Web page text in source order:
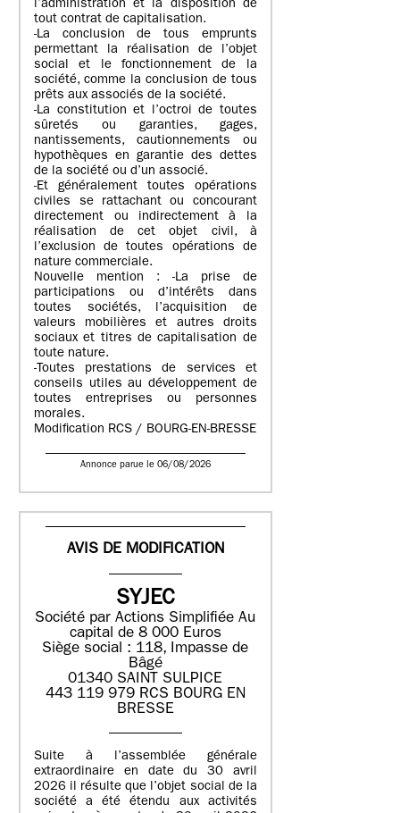
l’administration et la disposition de
tout contrat de capitalisation.
-La conclusion de tous emprunts
permettant la réalisation de l’objet
social et le fonctionnement de la
société, comme la conclusion de tous
prêts aux associés de la société.
-La constitution et l’octroi de toutes
sûretés ou garanties, gages,
nantissements, cautionnements ou
hypothèques en garantie des dettes
de la société ou d’un associé.
-Et généralement toutes opérations
civiles se rattachant ou concourant
directement ou indirectement à la
réalisation de cet objet civil, à
l’exclusion de toutes opérations de
nature commerciale.
Nouvelle mention : -La prise de
participations ou d’intérêts dans
toutes sociétés, l’acquisition de
valeurs mobilières et autres droits
sociaux et titres de capitalisation de
toute nature.
-Toutes prestations de services et
conseils utiles au développement de
toutes entreprises ou personnes
morales.
Modification RCS / BOURG-EN-BRESSE
Annonce parue le 06/08/2026
AVIS DE MODIFICATION
SYJEC
Société par Actions SimplifiéeAu
capital de 8 000 Euros
Siège social : 118, Impasse de
Bâgé
01340 SAINT SULPICE
443 119 979 RCS BOURG EN
BRESSE
Suite à l’assemblée générale
extraordinaire en date du 30 avril
2026 il résulte que l’objet social de la
société a été étendu aux activités